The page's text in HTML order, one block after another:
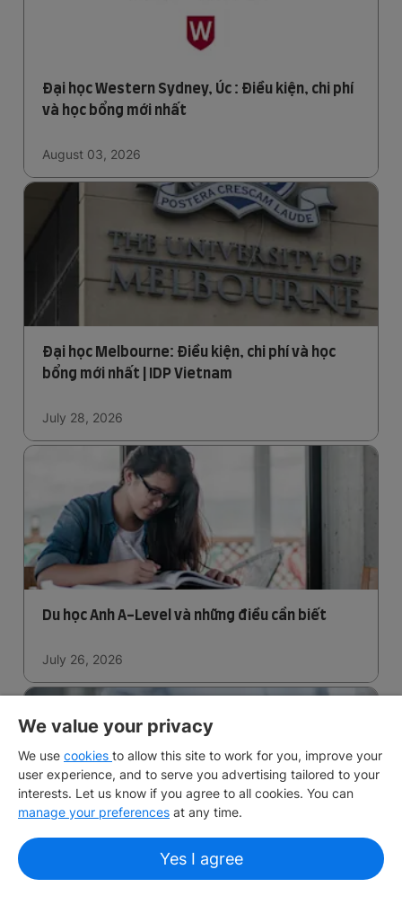
Đại học Western Sydney, Úc : Điều kiện, chi phí
và học bổng mới nhất
August 03, 2026
Đại học Melbourne: Điều kiện, chi phí và học
bổng mới nhất | IDP Vietnam
July 28, 2026
Du học Anh A-Level và những điều cần biết
July 26, 2026
Hồ sơ du học Úc cần những gì? Cập nhật mới
nhất 2026 | IDP Vietnam
We value your privacy
We use cookies to allow this site to work for you, improve your
user experience, and to serve you advertising tailored to your
interests. Let us know if you agree to all cookies. You can
manage your preferences at any time.
Yes I agree